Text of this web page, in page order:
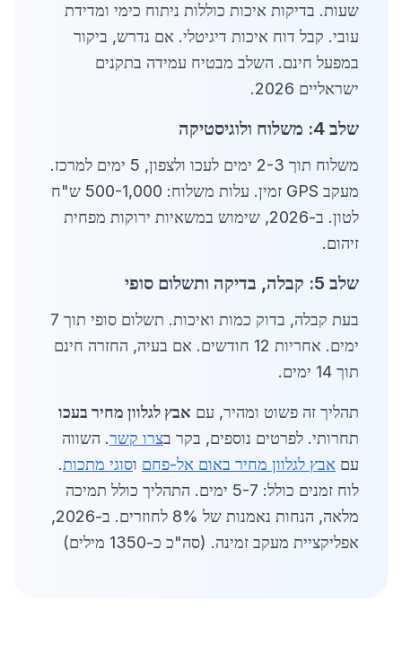
שעות. בדיקות איכות כוללות ניתוח כימי ומדידת
עובי. קבל דוח איכות דיגיטלי. אם נדרש, ביקור
במפעל חינם. השלב מבטיח עמידה בתקנים
ישראליים 2026.
שלב 4: משלוח ולוגיסטיקה
משלוח תוך 2-3 ימים לעכו ולצפון, 5 ימים למרכז.
מעקב GPS זמין. עלות משלוח: 500-1,000 ש"ח
לטון. ב-2026, שימוש במשאיות ירוקות מפחית
זיהום.
שלב 5: קבלה, בדיקה ותשלום סופי
בעת קבלה, בדוק כמות ואיכות. תשלום סופי תוך 7
ימים. אחריות 12 חודשים. אם בעיה, החזרה חינם
תוך 14 ימים.
תהליך זה פשוט ומהיר, עם אבץ לגלוון מחיר בעכו
תחרותי. לפרטים נוספים, בקר בצרו קשר. השווה
עם אבץ לגלוון מחיר באום אל-פחם וסוגי מתכות.
לוח זמנים כולל: 5-7 ימים. התהליך כולל תמיכה
מלאה, הנחות נאמנות של 8% לחוזרים. ב-2026,
אפליקציית מעקב זמינה. (סה"כ כ-1350 מילים)